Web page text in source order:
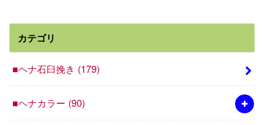
カテゴリ
■ヘナ石臼挽き (179)
■ヘナカラー (90)